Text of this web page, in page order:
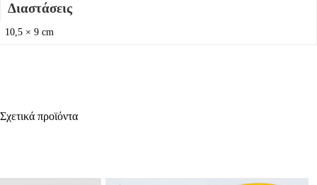
Διαστάσεις
10,5 × 9 cm
Σχετικά προϊόντα